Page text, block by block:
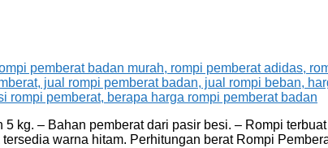
kg. – Bahan pemberat dari pasir besi. – Rompi
warna hitam. Perhitungan berat Rompi